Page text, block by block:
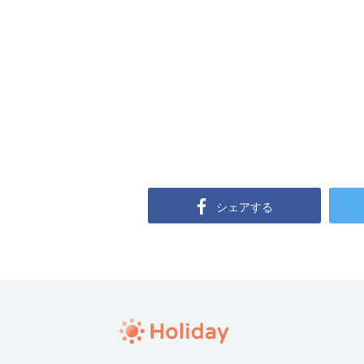
シェアする